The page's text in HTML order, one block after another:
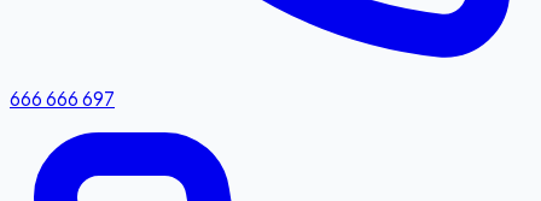
666 666 697